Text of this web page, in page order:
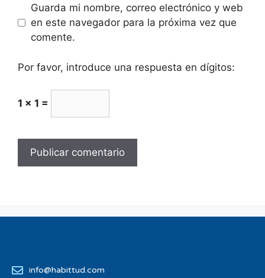
Guarda mi nombre, correo electrónico y web
en este navegador para la próxima vez que
comente.
Por favor, introduce una respuesta en dígitos:
1 × 1 =
info@habittud.com